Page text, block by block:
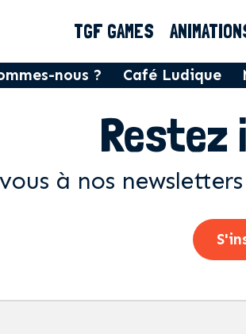
TGF GAMES
nous ? Café Ludique
Restez
à nos